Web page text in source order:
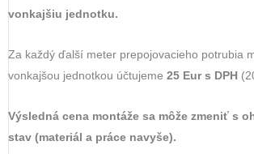
vonkajšiu jednotku.
Za každý ďalší meter prepojovacieho potrubia
vonkajšou jednotkou účtujeme 25 Eur s DPH
Výsledná cena montáže sa môže zmeniť s
stav (materiál a práce navyše).